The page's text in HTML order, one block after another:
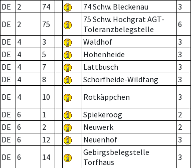
DE
2 74 74 Schw. Bleckenau 3
DE
2 75
75 Schw. Hochgrat AGT-
Toleranzbelegstelle
6
DE
4 3 Waldhof 3
DE
4 5 Hohenheide 3
DE
4 7 Lattbusch 3
DE
4 8 Schorfheide-Wildfang 3
DE
4 10 Rotkäppchen 3
DE
6 1 Spiekeroog 2
DE
6 2 Neuwerk 2
DE
6 12 Neuenhof 3
DE
6 14
Gebirgsbelegstelle
Torfhaus
3